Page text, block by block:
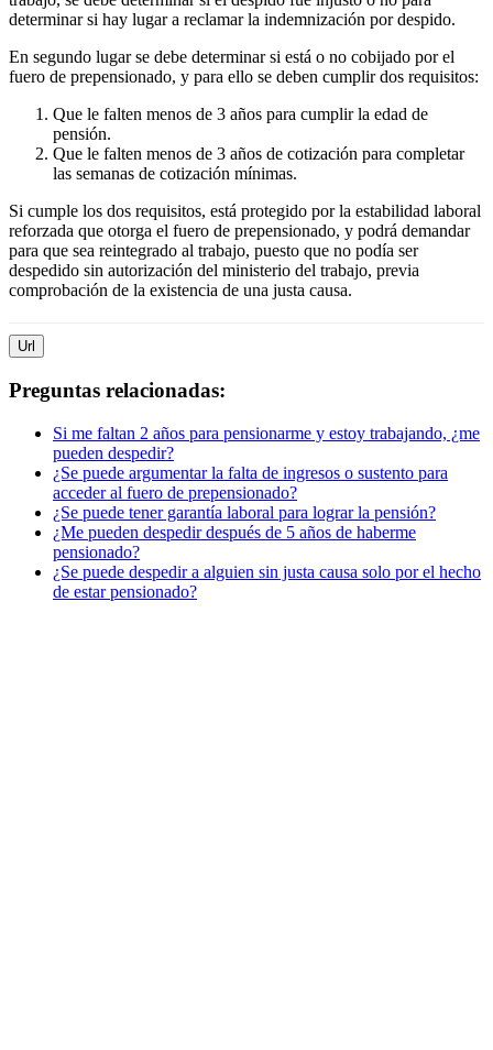
determinar si hay lugar a reclamar la indemnización por despido.
En segundo lugar se debe determinar si está o no cobijado por el
fuero de prepensionado, y para ello se deben cumplir dos requisitos:
Que le falten menos de 3 años para cumplir la edad de
pensión.
Que le falten menos de 3 años de cotización para completar
las semanas de cotización mínimas.
Si cumple los dos requisitos, está protegido por la estabilidad laboral
reforzada que otorga el fuero de prepensionado, y podrá demandar
para que sea reintegrado al trabajo, puesto que no podía ser
despedido sin autorización del ministerio del trabajo, previa
comprobación de la existencia de una justa causa.
Url
Preguntas relacionadas:
Si me faltan 2 años para pensionarme y estoy trabajando, ¿me
pueden despedir?
¿Se puede argumentar la falta de ingresos o sustento para
acceder al fuero de prepensionado?
¿Se puede tener garantía laboral para lograr la pensión?
¿Me pueden despedir después de 5 años de haberme
pensionado?
¿Se puede despedir a alguien sin justa causa solo por el hecho
de estar pensionado?